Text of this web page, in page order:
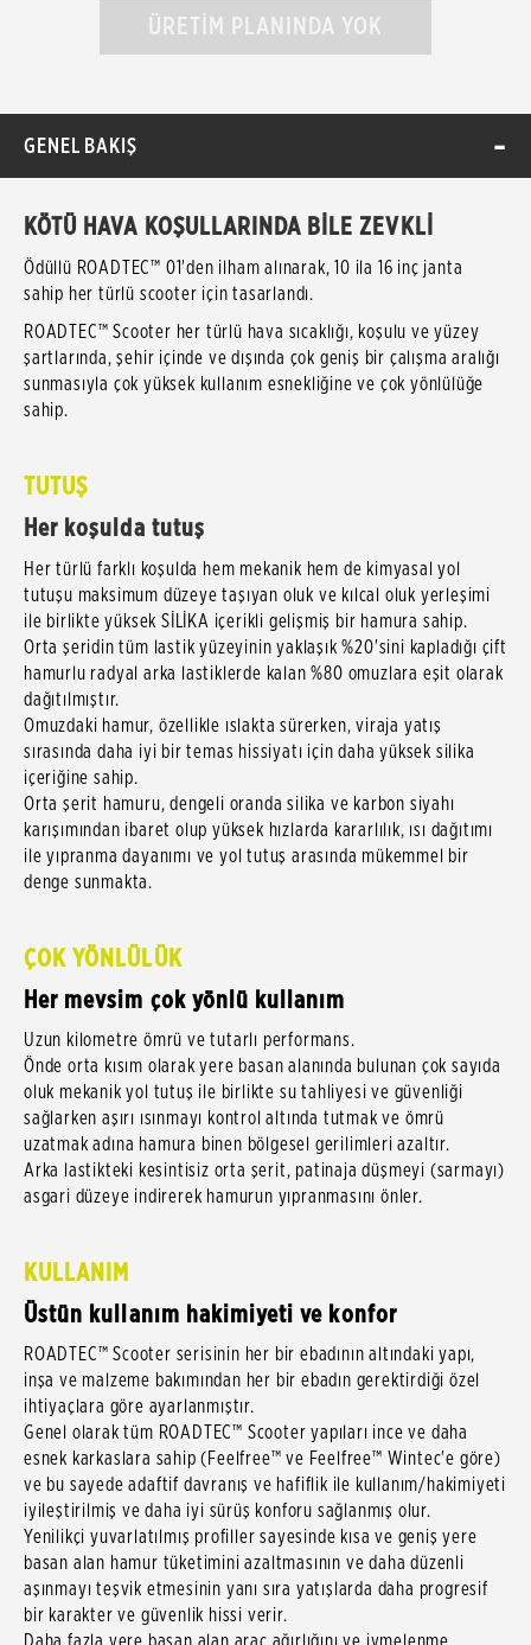
ÜRETİM PLANINDA YOK
GENEL BAKIŞ
KÖTÜ HAVA KOŞULLARINDA BİLE ZEVKLİ
Ödüllü ROADTEC™ 01'den ilham alınarak, 10 ila 16 inç janta
sahip her türlü scooter için tasarlandı.
ROADTEC™ Scooter her türlü hava sıcaklığı, koşulu ve yüzey
şartlarında, şehir içinde ve dışında çok geniş bir çalışma aralığı
sunmasıyla çok yüksek kullanım esnekliğine ve çok yönlülüğe
sahip.
TUTUŞ
Her koşulda tutuş
Her türlü farklı koşulda hem mekanik hem de kimyasal yol
tutuşu maksimum düzeye taşıyan oluk ve kılcal oluk yerleşimi
ile birlikte yüksek SİLİKA içerikli gelişmiş bir hamura sahip.
Orta şeridin tüm lastik yüzeyinin yaklaşık %20'sini kapladığı çift
hamurlu radyal arka lastiklerde kalan %80 omuzlara eşit olarak
dağıtılmıştır.
Omuzdaki hamur, özellikle ıslakta sürerken, viraja yatış
sırasında daha iyi bir temas hissiyatı için daha yüksek silika
içeriğine sahip.
Orta şerit hamuru, dengeli oranda silika ve karbon siyahı
karışımından ibaret olup yüksek hızlarda kararlılık, ısı dağıtımı
ile yıpranma dayanımı ve yol tutuş arasında mükemmel bir
denge sunmakta.
ÇOK YÖNLÜLÜK
Her mevsim çok yönlü kullanım
Uzun kilometre ömrü ve tutarlı performans.
Önde orta kısım olarak yere basan alanında bulunan çok sayıda
oluk mekanik yol tutuş ile birlikte su tahliyesi ve güvenliği
sağlarken aşırı ısınmayı kontrol altında tutmak ve ömrü
uzatmak adına hamura binen bölgesel gerilimleri azaltır.
Arka lastikteki kesintisiz orta şerit, patinaja düşmeyi (sarmayı)
asgari düzeye indirerek hamurun yıpranmasını önler.
KULLANIM
Üstün kullanım hakimiyeti ve konfor
ROADTEC™ Scooter serisinin her bir ebadının altındaki yapı,
inşa ve malzeme bakımından her bir ebadın gerektirdiği özel
ihtiyaçlara göre ayarlanmıştır.
Genel olarak tüm ROADTEC™ Scooter yapıları ince ve daha
esnek karkaslara sahip (Feelfree™ ve Feelfree™ Wintec'e göre)
ve bu sayede adaftif davranış ve hafiflik ile kullanım/hakimiyeti
iyileştirilmiş ve daha iyi sürüş konforu sağlanmış olur.
Yenilikçi yuvarlatılmış profiller sayesinde kısa ve geniş yere
basan alan hamur tüketimini azaltmasının ve daha düzenli
aşınmayı teşvik etmesinin yanı sıra yatışlarda daha progresif
bir karakter ve güvenlik hissi verir.